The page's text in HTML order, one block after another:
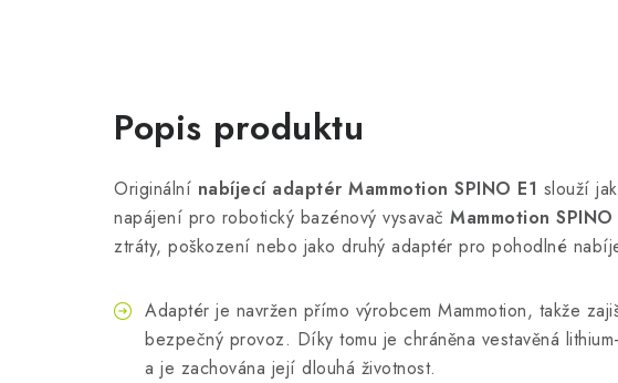
Popis produktu
Originální nabíjecí adaptér Mammotion SPINO E1 slouží
napájení pro robotický bazénový vysavač Mammotion SPINO
ztráty, poškození nebo jako druhý adaptér pro pohodlné
Adaptér je navržen přímo výrobcem Mammotion, takže
bezpečný provoz. Díky tomu je chráněna vestavěná
a je zachována její dlouhá životnost.